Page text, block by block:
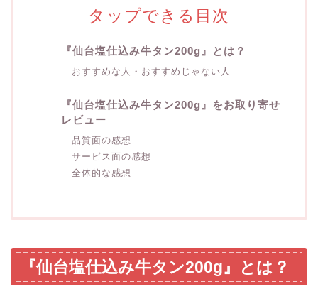
タップできる目次
『仙台塩仕込み牛タン200g』とは？
おすすめな人・おすすめじゃない人
『仙台塩仕込み牛タン200g』をお取り寄せ
レビュー
品質面の感想
サービス面の感想
全体的な感想
『仙台塩仕込み牛タン200g』とは？